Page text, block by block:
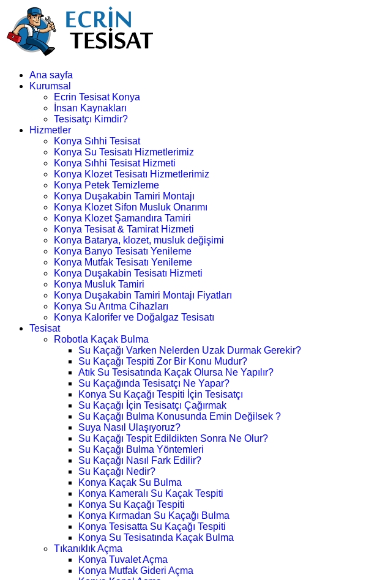
Ana sayfa
Kurumsal
Ecrin Tesisat Konya
İnsan Kaynakları
Tesisatçı Kimdir?
Hizmetler
Konya Sıhhi Tesisat
Konya Su Tesisatı Hizmetlerimiz
Konya Sıhhi Tesisat Hizmeti
Konya Klozet Tesisatı Hizmetlerimiz
Konya Petek Temizleme
Konya Duşakabin Tamiri Montajı
Konya Klozet Sifon Musluk Onarımı
Konya Klozet Şamandıra Tamiri
Konya Tesisat & Tamirat Hizmeti
Konya Batarya, klozet, musluk değişimi
Konya Banyo Tesisatı Yenileme
Konya Mutfak Tesisatı Yenileme
Konya Duşakabin Tesisatı Hizmeti
Konya Musluk Tamiri
Konya Duşakabin Tamiri Montajı Fiyatları
Konya Su Arıtma Cihazları
Konya Kalorifer ve Doğalgaz Tesisatı
Tesisat
Robotla Kaçak Bulma
Su Kaçağı Varken Nelerden Uzak Durmak Gerekir?
Su Kaçağı Tespiti Zor Bir Konu Mudur?
Atık Su Tesisatında Kaçak Olursa Ne Yapılır?
Su Kaçağında Tesisatçı Ne Yapar?
Konya Su Kaçağı Tespiti İçin Tesisatçı
Su Kaçağı İçin Tesisatçı Çağırmak
Su Kaçağı Bulma Konusunda Emin Değilsek ?
Suya Nasıl Ulaşıyoruz?
Su Kaçağı Tespit Edildikten Sonra Ne Olur?
Su Kaçağı Bulma Yöntemleri
Su Kaçağı Nasıl Fark Edilir?
Su Kaçağı Nedir?
Konya Kaçak Su Bulma
Konya Kameralı Su Kaçak Tespiti
Konya Su Kaçağı Tespiti
Konya Kırmadan Su Kaçağı Bulma
Konya Tesisatta Su Kaçağı Tespiti
Konya Su Tesisatında Kaçak Bulma
Tıkanıklık Açma
Konya Tuvalet Açma
Konya Mutfak Gideri Açma